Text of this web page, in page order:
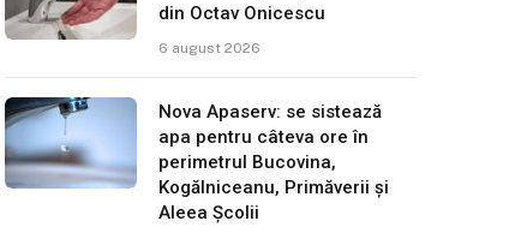
din Octav Onicescu
6 august 2026
Nova Apaserv: se sistează
apa pentru câteva ore în
perimetrul Bucovina,
Kogălniceanu, Primăverii și
Aleea Școlii